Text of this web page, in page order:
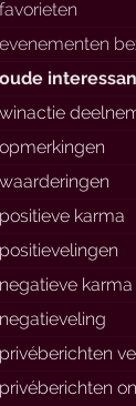
favorieten
evenementen
oude
winactie
opmerkingen
waarderingen
positieve karma
positievelingen
negatieve karma
negatieveling
privéberichten
privéberichten